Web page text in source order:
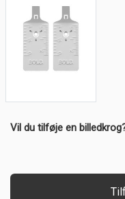
Vil du tilføje en